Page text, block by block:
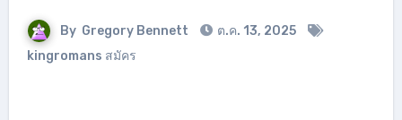
By Gregory Bennett
ต.ค. 13, 2025
kingromans สมัคร